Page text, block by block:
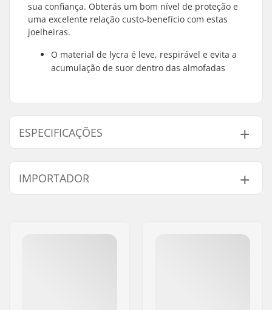
sua confiança. Obterás um bom nível de proteção e
uma excelente relação custo-benefício com estas
joelheiras.
O material de lycra é leve, respirável e evita a
acumulação de suor dentro das almofadas
ESPECIFICAÇÕES
Proteção:
EVA foam
Sistema de fecho:
Estilo:
Licra
IMPORTADOR